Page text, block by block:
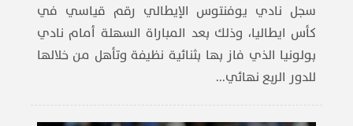
سجل نادي يوفنتوس الإيطالي رقم قياسي في
كأس ايطاليا، وذلك بعد المباراة السهلة أمام نادي
بولونيا الذي فاز بها بثنائية نظيفة وتأهل من خلالها
للدور الربع نهائي...